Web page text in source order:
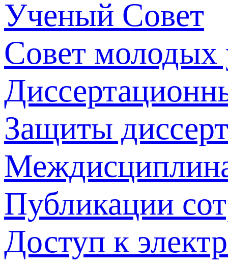
Ученый Совет
Совет молодых
Защиты
Публикации
Доступ к